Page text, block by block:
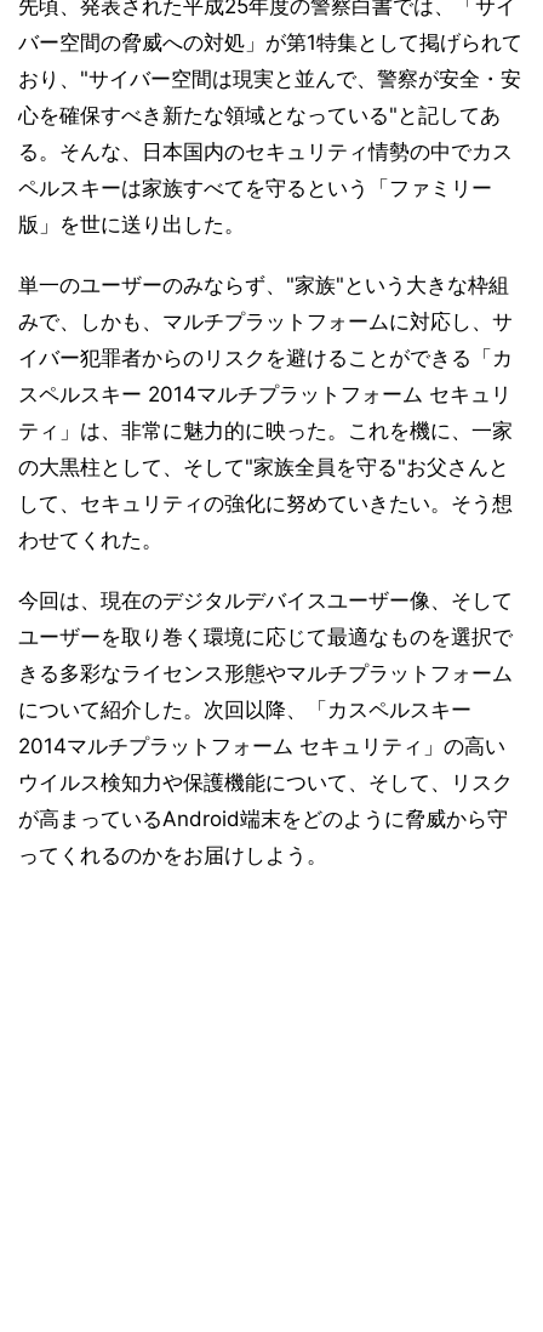
先頃、発表された平成25年度の警察白書では、「サイ
バー空間の脅威への対処」が第1特集として掲げられて
おり、"サイバー空間は現実と並んで、警察が安全・安
心を確保すべき新たな領域となっている"と記してあ
る。そんな、日本国内のセキュリティ情勢の中でカス
ペルスキーは家族すべてを守るという「ファミリー
版」を世に送り出した。
単一のユーザーのみならず、"家族"という大きな枠組
みで、しかも、マルチプラットフォームに対応し、サ
イバー犯罪者からのリスクを避けることができる「カ
スペルスキー 2014マルチプラットフォーム セキュリ
ティ」は、非常に魅力的に映った。これを機に、一家
の大黒柱として、そして"家族全員を守る"お父さんと
して、セキュリティの強化に努めていきたい。そう想
わせてくれた。
今回は、現在のデジタルデバイスユーザー像、そして
ユーザーを取り巻く環境に応じて最適なものを選択で
きる多彩なライセンス形態やマルチプラットフォーム
について紹介した。次回以降、「カスペルスキー
2014マルチプラットフォーム セキュリティ」の高い
ウイルス検知力や保護機能について、そして、リスク
が高まっているAndroid端末をどのように脅威から守
ってくれるのかをお届けしよう。